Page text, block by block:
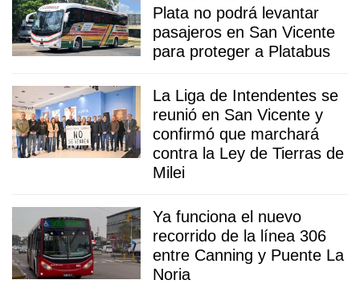
Plata no podrá levantar
pasajeros en San Vicente
para proteger a Platabus
La Liga de Intendentes se
reunió en San Vicente y
confirmó que marchará
contra la Ley de Tierras de
Milei
Ya funciona el nuevo
recorrido de la línea 306
entre Canning y Puente La
Noria